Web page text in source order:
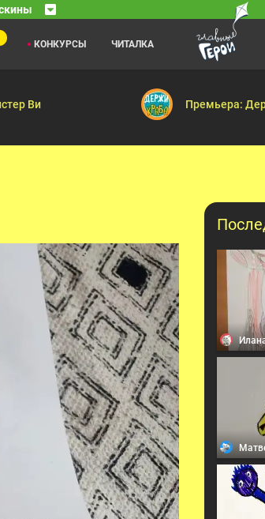
Земли — Воздухоплаватель —
Маша и
Мохнатые
КОНКУРСЫ ЧИТАЛКА
Ви Премьера: